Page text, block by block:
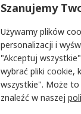
W magazynie
Szanujemy
Używamy plików
personalizacji i
"Akceptuj
wybrać pliki cookie,
wszystkie". Może
znaleźć w naszej